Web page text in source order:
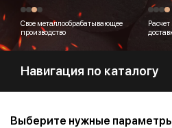
Свое металлообрабатывающее
производство
Навигация по каталогу
Выберите нужные